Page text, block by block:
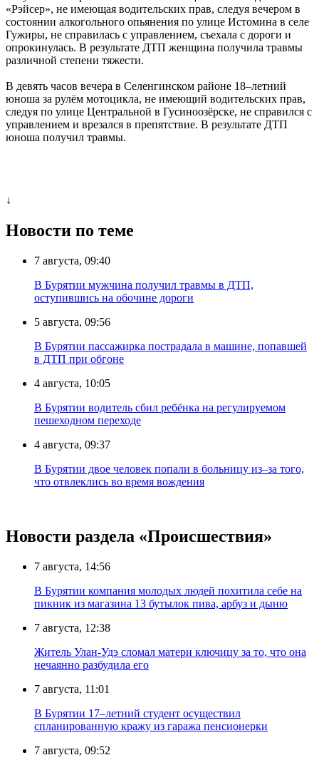
«Рэйсер», не имеющая водительских прав, следуя вечером в
состоянии алкогольного опьянения по улице Истомина в селе
Гужиры, не справилась с управлением, съехала с дороги и
опрокинулась. В результате ДТП женщина получила травмы
различной степени тяжести.
В девять часов вечера в Селенгинском районе 18–летний
юноша за рулём мотоцикла, не имеющий водительских прав,
следуя по улице Центральной в Гусиноозёрске, не справился с
управлением и врезался в препятствие. В результате ДТП
юноша получил травмы.
↓
Новости по теме
7 августа, 09:40
В Бурятии мужчина получил травмы в ДТП,
оступившись на обочине дороги
5 августа, 09:56
В Бурятии пассажирка пострадала в машине, попавшей
в ДТП при обгоне
4 августа, 10:05
В Бурятии водитель сбил ребёнка на регулируемом
пешеходном переходе
4 августа, 09:37
В Бурятии двое человек попали в больницу из–за того,
что отвлеклись во время вождения
Новости раздела «Происшествия»
7 августа, 14:56
В Бурятии компания молодых людей похитила себе на
пикник из магазина 13 бутылок пива, арбуз и дыню
7 августа, 12:38
Житель Улан-Удэ сломал матери ключицу за то, что она
нечаянно разбудила его
7 августа, 11:01
В Бурятии 17–летний студент осуществил
спланированную кражу из гаража пенсионерки
7 августа, 09:52